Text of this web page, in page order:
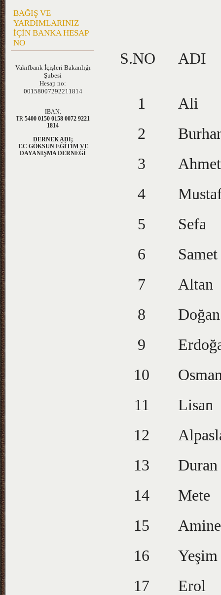
BAĞIŞ VE
YARDIMLARINIZ
İÇİN BANKA HESAP
NO
Vakıfbank İçişleri Bakanlığı
Şubesi
Hesap no:
00158007292211814
IBAN:
TR 5400 0150 0158 0072 9221
1814
DERNEK ADI;
T.C GÖKSUN EĞİTİM VE
DAYANIŞMA DERNEĞİ
S.NO
1
Ali
2
3
Ahmet
4
5
Sefa
6
Samet
7
Altan
8
Doğan
9
10
11
Lisan
12
13
Duran
14
Mete
15
Amine
16
Yeşim
17
Erol